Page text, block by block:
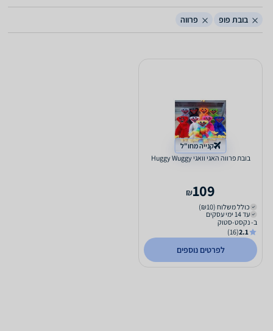
בובת פופ פרווה
קנייה מחו"ל
בובת פרווה האגי וואגי Huggy Wuggy
109
₪
כולל משלוח (₪10)
עד 14 ימי עסקים
ב- נקסט-סטוק
2.1
(16)
לפרטים נוספים